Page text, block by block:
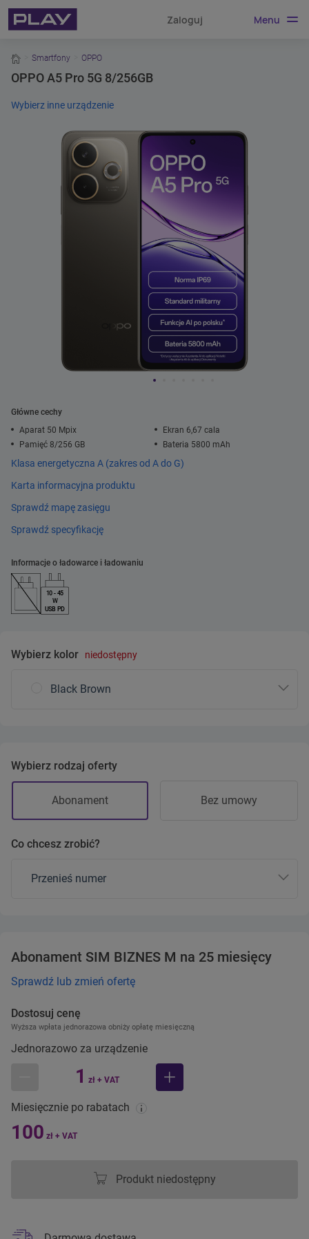
Zaloguj Menu
home
Smartfony OPPO
OPPO A5 Pro 5G 8/256GB
Wybierz inne urządzenie
Główne cechy
Aparat 50 Mpix
Ekran 6,67 cala
Pamięć 8/256 GB
Bateria 5800 mAh
Klasa energetyczna A (zakres od A do G)
Karta informacyjna produktu
Sprawdź mapę zasięgu
Sprawdź specyfikację
Informacje o ładowarce i ładowaniu
10 - 45
W
USB PD
Wybierz kolor niedostępny
Black Brown
Wybierz rodzaj oferty
Abonament Bez umowy
Co chcesz zrobić?
Przenieś numer
Abonament SIM BIZNES M na 25 miesięcy
Sprawdź lub zmień ofertę
Dostosuj cenę
Wyższa wpłata jednorazowa obniży opłatę miesięczną
Jednorazowo za urządzenie
1 zł + VAT
więcej
Miesięcznie po rabatach
100 zł + VAT
Produkt niedostępny